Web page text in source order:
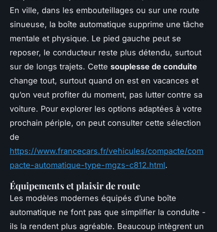
En ville, dans les embouteillages ou sur une route
sinueuse, la boîte automatique supprime une tâche
mentale et physique. Le pied gauche peut se
reposer, le conducteur reste plus détendu, surtout
sur de longs trajets. Cette souplesse de conduite
change tout, surtout quand on est en vacances et
qu’on veut profiter du moment, pas lutter contre sa
voiture. Pour explorer les options adaptées à votre
prochain périple, on peut consulter cette sélection
de
https://www.francecars.fr/vehicules/compacte/com
pacte-automatique-type-mgzs-c812.html.
Équipements et plaisir de route
Les modèles modernes équipés d’une boîte
automatique ne font pas que simplifier la conduite -
ils la rendent plus agréable. Beaucoup intègrent un